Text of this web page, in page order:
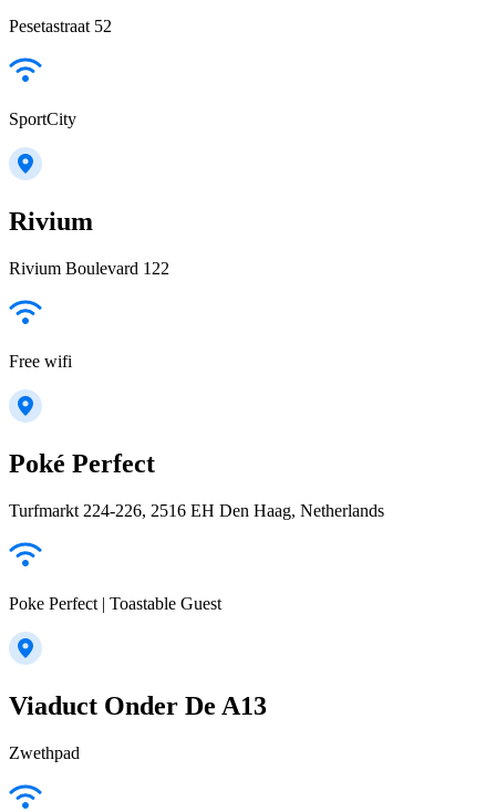
Pesetastraat 52
SportCity
Rivium
Rivium Boulevard 122
Free wifi
Poké Perfect
Turfmarkt 224-226, 2516 EH Den Haag, Netherlands
Poke Perfect | Toastable Guest
Viaduct Onder De A13
Zwethpad